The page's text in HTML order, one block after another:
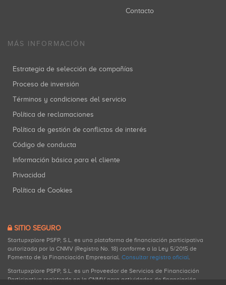
Contacto
MÁS INFORMACIÓN
Estrategia de selección de compañías
Proceso de inversión
Términos y condiciones del servicio
Política de reclamaciones
Política de gestión de conflictos de interés
Código de conducta
Información básica para el cliente
Privacidad
Política de Cookies
SITIO SEGURO
Startupxplore PSFP, S.L. es una plataforma de financiación participativa
autorizada por la CNMV (Registro No. 18) conforme a la Ley 5/2015 de
Fomento de la Financiación Empresarial. Consultar registro oficial.
Startupxplore PSFP, S.L. es un Proveedor de Servicios de Financiación
Participativa registrado en la CNMV para actividades de financiación